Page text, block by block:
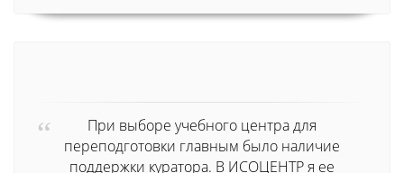
При выборе учебного центра для
переподготовки главным было наличие
поддержки куратора. В ИСОЦЕНТР я ее